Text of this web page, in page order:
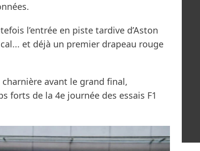
l’entrée en piste tardive d’Aston
et déjà un premier drapeau rouge
avant le grand final,
forts de la 4e journée des essais F1